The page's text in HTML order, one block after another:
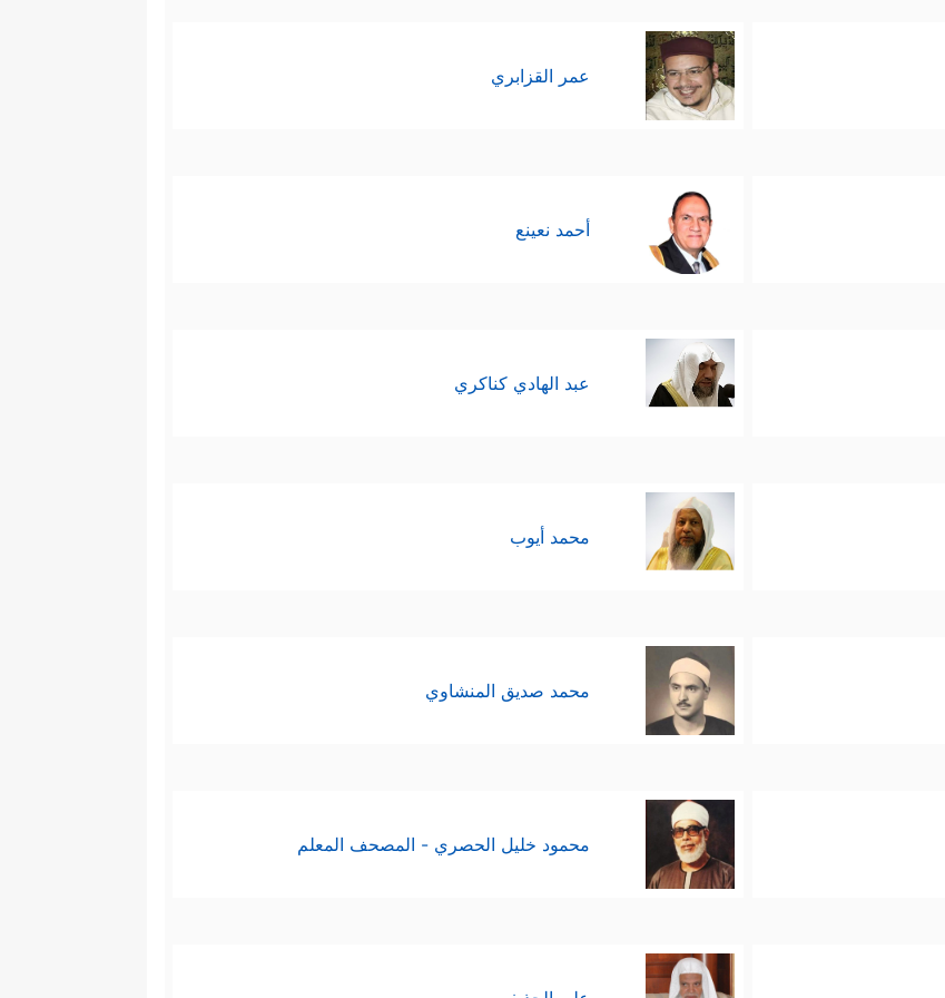
عمر القزابري
أحمد نعينع
عبد الهادي كناكري
محمد أيوب
محمد صديق المنشاوي
محمود خليل الحصري - المصحف المعلم